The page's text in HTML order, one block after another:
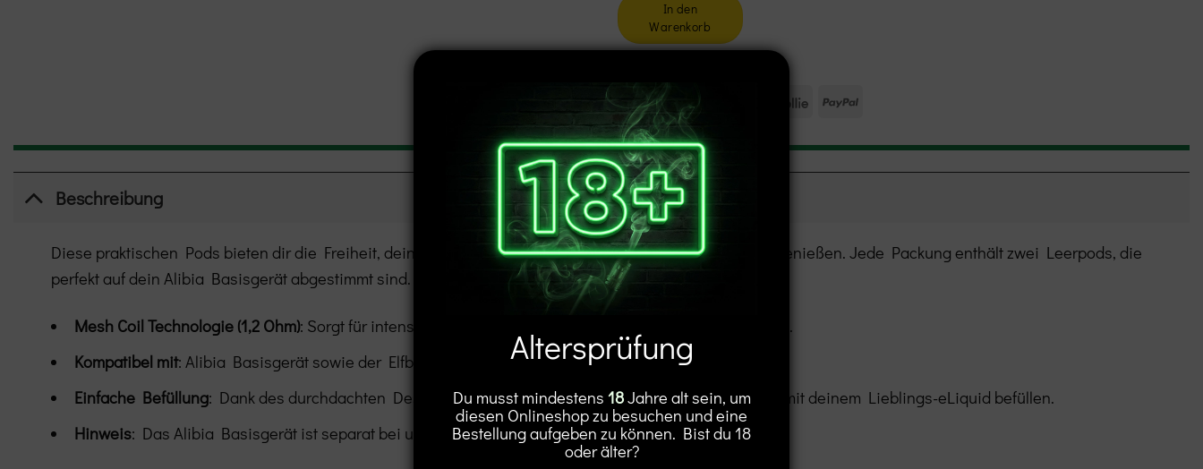
In den
Warenkorb
Klarna Mollie PayPal
Beschreibung
Diese praktischen Pods bieten dir die Freiheit, deine bevorzugten eLiquids selbst auszuwählen und zu genießen. Jede Packung enthält zwei Leerpods, die
perfekt auf dein Alibia Basisgerät abgestimmt sind.
Mesh Coil Technologie (1,2 Ohm): Sorgt für intensiven Geschmack und eine gleichmäßige Verdampfung.
Kompatibel mit: Alibia Basisgerät sowie der Elfbar Elfa Serie und Lost Mary Tappo Devices.
Einfache Befüllung: Dank des durchdachten Designs kannst du deine Pods schnell und ohne Mühe mit deinem Lieblings-eLiquid befüllen.
Hinweis: Das Alibia Basisgerät ist separat bei uns erhältlich.
Altersprüfung
Du musst mindestens 18Jahre alt sein, um
diesen Onlineshop zu besuchen und eine
Bestellung aufgeben zu können. Bist du 18
oder älter?